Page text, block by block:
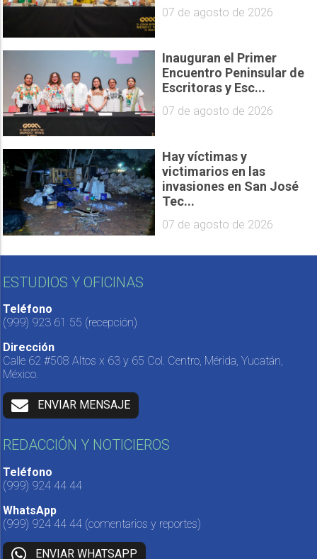
07 de agosto de 2026
Inauguran el Primer
Encuentro Peninsular de
Escritoras y Esc...
07 de agosto de 2026
Hay víctimas y
victimarios en las
invasiones en San José
Tec...
07 de agosto de 2026
ESTUDIOS Y OFICINAS
Teléfono
(999) 923 61 55 (recepción)
Dirección
Calle 62 #508 Altos x 63 y 65 Col. Centro, Mérida, Yucatán,
México.
ENVIAR MENSAJE
REDACCIÓN Y NOTICIEROS
Teléfono
(999) 924 44 44
WhatsApp
(999) 924 44 44 (comentarios y reportes)
ENVIAR WHATSAPP